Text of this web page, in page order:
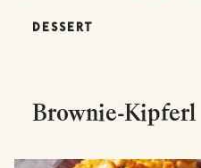
DESSERT
Brownie-Kipferl